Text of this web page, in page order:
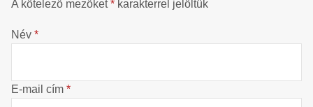
A kötelező mezőket* karakterrel jelöltük
Név *
E-mail cím *